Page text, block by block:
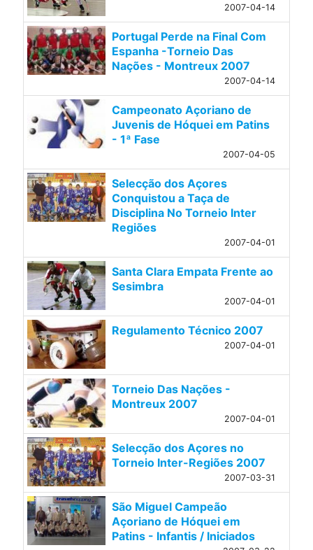
2007-04-14
Portugal Perde na Final Com
Espanha -Torneio Das
Nações - Montreux 2007
2007-04-14
Campeonato Açoriano de
Juvenis de Hóquei em Patins
- 1ª Fase
2007-04-05
Selecção dos Açores
Conquistou a Taça de
Disciplina No Torneio Inter
Regiões
2007-04-01
Santa Clara Empata Frente ao
Sesimbra
2007-04-01
Regulamento Técnico 2007
2007-04-01
Torneio Das Nações -
Montreux 2007
2007-04-01
Selecção dos Açores no
Torneio Inter-Regiões 2007
2007-03-31
São Miguel Campeão
Açoriano de Hóquei em
Patins - Infantis / Iniciados